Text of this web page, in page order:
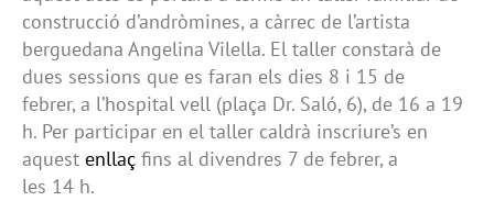
construcció d’andròmines, a càrrec de l’artista
berguedana Angelina Vilella. El taller constarà de
dues sessions que es faran els dies 8 i 15 de
febrer, a l’hospital vell (plaça Dr. Saló, 6), de 16 a 19
h. Per participar en el taller caldrà inscriure’s en
aquest enllaç fins al divendres 7 de febrer, a
les 14 h.